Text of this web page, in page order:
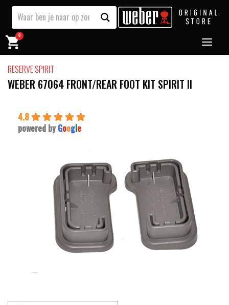
0
RESERVE SPIRIT
WEBER 67064 FRONT/REAR FOOT KIT SPIRIT II
4.8
powered by Google